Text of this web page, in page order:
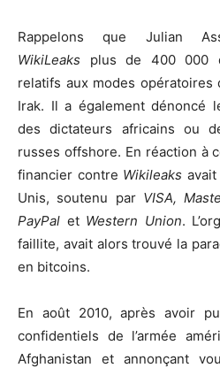
Rappelons que Julian
WikiLeaks plus de 400 000
relatifs aux modes opératoires
Irak. Il a également dénoncé
des dictateurs africains ou
russes offshore. En réaction à
financier contre Wikileaks
Unis, soutenu par VISA,
PayPal et Western Union.
faillite, avait alors trouvé la
en bitcoins.
En août 2010, après avoir
confidentiels de l’armée
Afghanistan et annonçant